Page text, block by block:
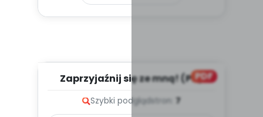
PDF
Zaprzyjaźnij się ze mną! (PD)
Szybki podglądstron: 7